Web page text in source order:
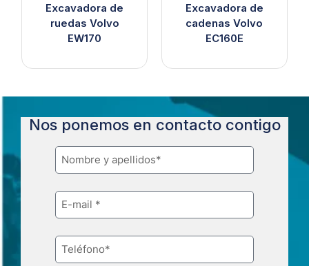
Excavadora de
ruedas Volvo
EW170
Excavadora de
cadenas Volvo
EC160E
Nos ponemos en contacto contigo